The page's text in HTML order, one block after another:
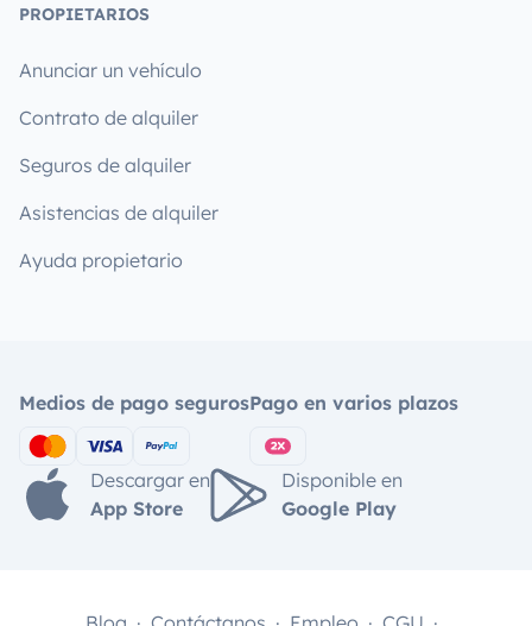
PROPIETARIOS
Anunciar un vehículo
Contrato de alquiler
Seguros de alquiler
Asistencias de alquiler
Ayuda propietario
Medios de pago segurosPago en varios plazos
Descargar en
App Store
Disponible en
Google Play